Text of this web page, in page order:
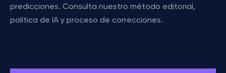
predicciones. Consulta nuestro método editorial,
política de IA y proceso de correcciones.